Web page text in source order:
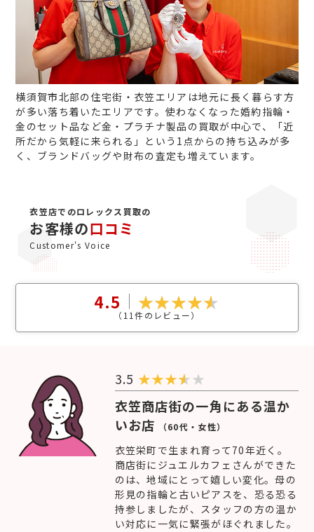
横須賀市北部の住宅街・衣笠エリアは地元に長く暮らす方
が多い落ち着いたエリアです。使わなくなった婚約指輪・
金のセット品など金・プラチナ製品の買取が中心で、「近
所だから気軽に来られる」という1点からの持ち込みが多
く、ブランドバッグや財布の査定も増えています。
衣笠店でのロレックス買取の
お客様の口コミ
Customer's Voice
4.5
（ 11件のレビュー）
3.5 ★★★
★
衣笠商店街の一角にある温か
いお店 （60代・女性）
衣笠栄町で生まれ育って70年近く。
商店街にジュエルカフェさんができた
のは、地域にとって嬉しい変化。母の
形見の指輪と古いピアスを、恐る恐る
持参しましたが、スタッフの方の温か
い対応に一気に緊張がほぐれました。